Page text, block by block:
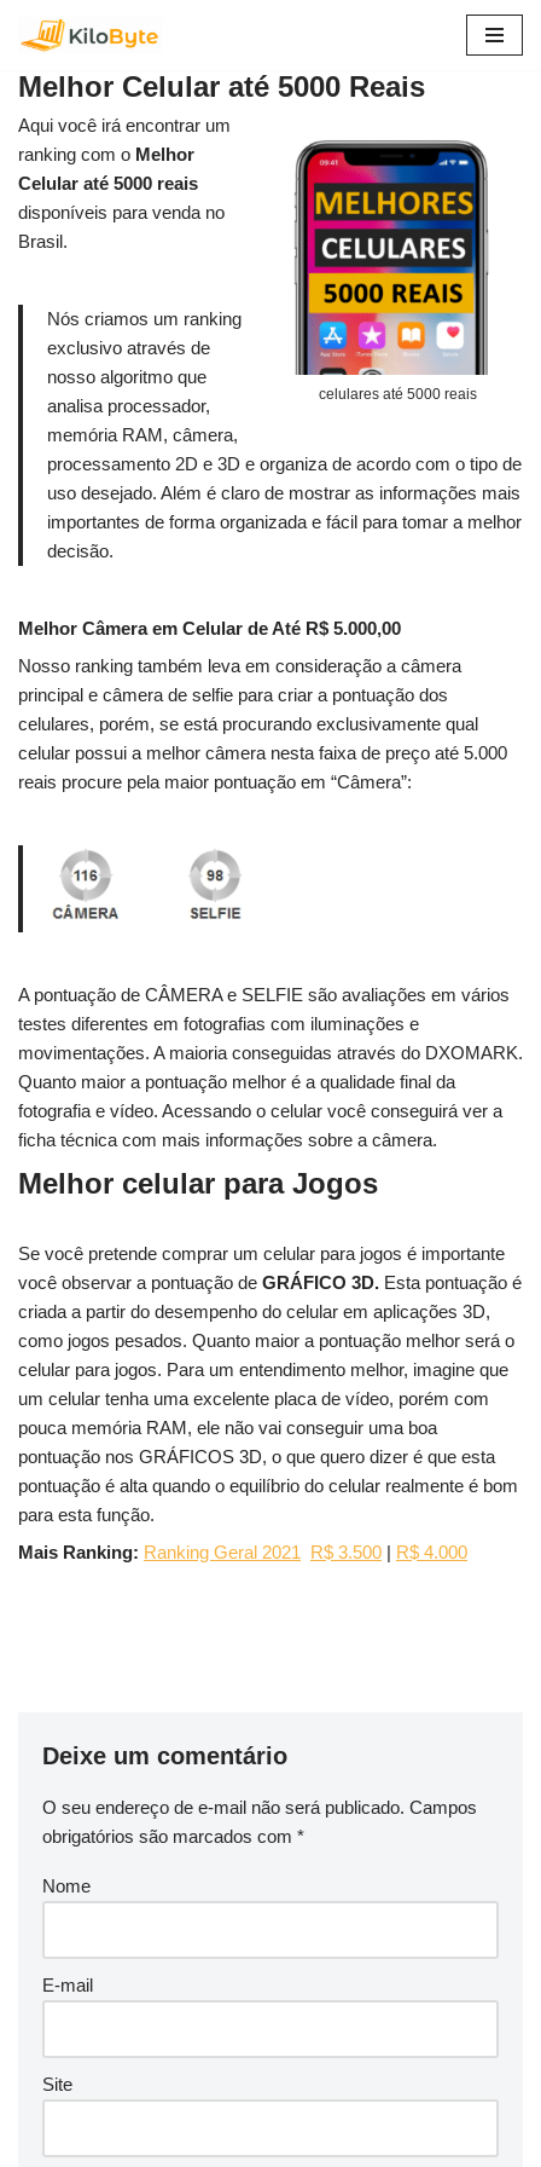
para
o
conteúdo
Melhor Celular até 5000 Reais
celulares até 5000 reais
Aqui você irá encontrar um
ranking com o Melhor
Celular até 5000 reais
disponíveis para venda no
Brasil.
Nós criamos um ranking
exclusivo através de
nosso algoritmo que
analisa processador,
memória RAM, câmera,
processamento 2D e 3D e organiza de acordo com o tipo de
uso desejado. Além é claro de mostrar as informações mais
importantes de forma organizada e fácil para tomar a melhor
decisão.
Melhor Câmera em Celular de Até R$ 5.000,00
Nosso ranking também leva em consideração a câmera
principal e câmera de selfie para criar a pontuação dos
celulares, porém, se está procurando exclusivamente qual
celular possui a melhor câmera nesta faixa de preço até 5.000
reais procure pela maior pontuação em “Câmera”:
A pontuação de CÂMERA e SELFIE são avaliações em vários
testes diferentes em fotografias com iluminações e
movimentações. A maioria conseguidas através do DXOMARK.
Quanto maior a pontuação melhor é a qualidade final da
fotografia e vídeo. Acessando o celular você conseguirá ver a
ficha técnica com mais informações sobre a câmera.
Melhor celular para Jogos
Se você pretende comprar um celular para jogos é importante
você observar a pontuação de GRÁFICO 3D. Esta pontuação é
criada a partir do desempenho do celular em aplicações 3D,
como jogos pesados. Quanto maior a pontuação melhor será o
celular para jogos. Para um entendimento melhor, imagine que
um celular tenha uma excelente placa de vídeo, porém com
pouca memória RAM, ele não vai conseguir uma boa
pontuação nos GRÁFICOS 3D, o que quero dizer é que esta
pontuação é alta quando o equilíbrio do celular realmente é bom
para esta função.
Mais Ranking: Ranking Geral 2021 R$ 3.500 | R$ 4.000
Deixe um comentário
O seu endereço de e-mail não será publicado. Campos
obrigatórios são marcados com *
Nome
E-mail
Site